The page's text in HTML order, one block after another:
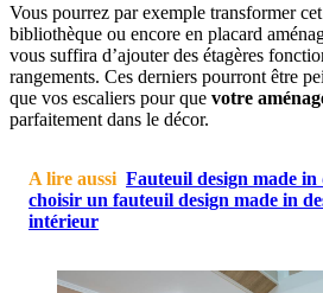
Vous pourrez par exemple transformer
bibliothèque ou encore en placard
vous suffira d’ajouter des étagères
rangements. Ces derniers pourront être
que vos escaliers pour que votre
parfaitement dans le décor.
A lire aussi Fauteuil design made
choisir un fauteuil design made in
intérieur